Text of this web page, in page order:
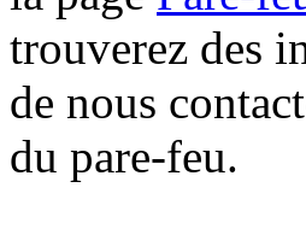
trouverez des
de nous
du pare-feu.